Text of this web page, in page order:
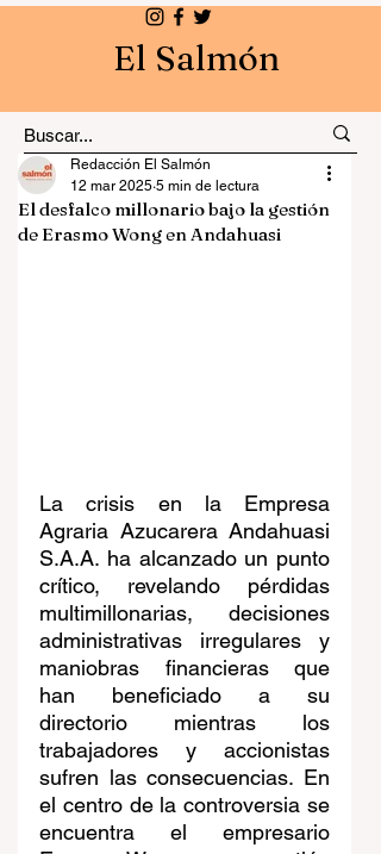
El Salmón
El desfalco millonario bajo la gestión
de Erasmo Wong en Andahuasi
Redacción El Salmón
12 mar 2025 5 min de lectura
La crisis en la Empresa
Agraria Azucarera Andahuasi
S.A.A. ha alcanzado un punto
crítico, revelando pérdidas
multimillonarias, decisiones
administrativas irregulares y
maniobras financieras que
han beneficiado a su
directorio mientras los
trabajadores y accionistas
sufren las consecuencias. En
el centro de la controversia se
encuentra el empresario